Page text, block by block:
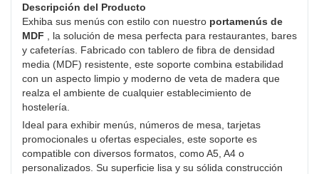
Descripción del Producto
Exhiba sus menús con estilo con nuestro portamenús de
MDF , la solución de mesa perfecta para restaurantes, bares
y cafeterías. Fabricado con tablero de fibra de densidad
media (MDF) resistente, este soporte combina estabilidad
con un aspecto limpio y moderno de veta de madera que
realza el ambiente de cualquier establecimiento de
hostelería.
Ideal para exhibir menús, números de mesa, tarjetas
promocionales u ofertas especiales, este soporte es
compatible con diversos formatos, como A5, A4 o
personalizados. Su superficie lisa y su sólida construcción